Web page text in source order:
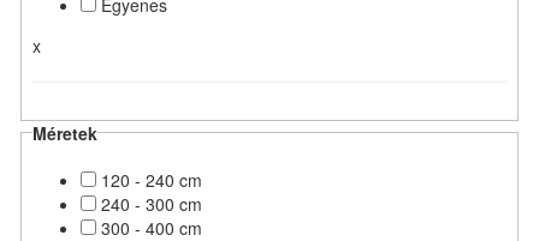
Egyenes
x
Méretek
120 - 240 cm
240 - 300 cm
300 - 400 cm